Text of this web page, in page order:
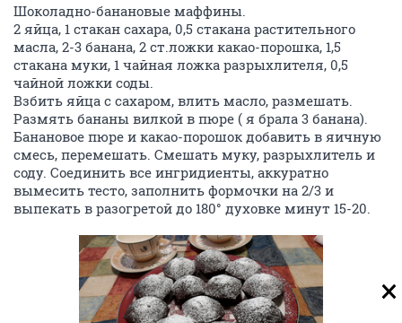
Шоколадно-банановые маффины.
2 яйца, 1 стакан сахара, 0,5 стакана растительного
масла, 2-3 банана, 2 ст.ложки какао-порошка, 1,5
стакана муки, 1 чайная ложка разрыхлителя, 0,5
чайной ложки соды.
Взбить яйца с сахаром, влить масло, размешать.
Размять бананы вилкой в пюре ( я брала 3 банана).
Банановое пюре и какао-порошок добавить в яичную
смесь, перемешать. Смешать муку, разрыхлитель и
соду. Соединить все ингридиенты, аккуратно
вымесить тесто, заполнить формочки на 2/3 и
выпекать в разогретой до 180° духовке минут 15-20.